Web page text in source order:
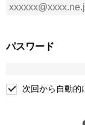
パスワード
次回から自動的